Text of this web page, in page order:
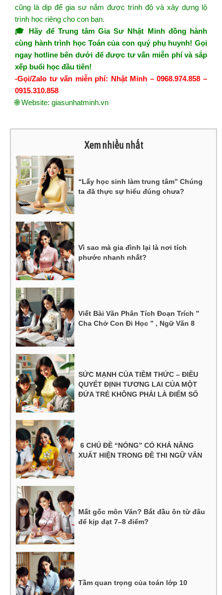
cũng là dịp để gia sư nắm được trình độ và xây dựng lộ
trình học riêng cho con bạn.
🎓 Hãy để Trung tâm Gia Sư Nhật Minh đồng hành
cùng hành trình học Toán của con quý phụ huynh! Gọi
ngay hotline bên dưới để được tư vấn miễn phí và sắp
xếp buổi học đầu tiên!
-Gọi/Zalo tư vấn miễn phí: Nhật Minh – 0968.974.858 –
0915.310.858
🌐 Website: giasunhatminh.vn
Xem nhiều nhất
“Lấy học sinh làm trung tâm” Chúng
ta đã thực sự hiểu đúng chưa?
Vì sao mà gia đình lại là nơi tích
phước nhanh nhất?
Viết Bài Văn Phân Tích Đoạn Trích ”
Cha Chở Con Đi Học ” , Ngữ Văn 8
SỨC MẠNH CỦA TIỀM THỨC – ĐIỀU
QUYẾT ĐỊNH TƯƠNG LAI CỦA MỘT
ĐỨA TRẺ KHÔNG PHẢI LÀ ĐIỂM SỐ
6 CHỦ ĐỀ “NÓNG” CÓ KHẢ NĂNG
XUẤT HIỆN TRONG ĐỀ THI NGỮ VĂN
Mất gốc môn Văn? Bắt đầu ôn từ đâu
để kịp đạt 7–8 điểm?
Tầm quan trọng của toán lớp 10